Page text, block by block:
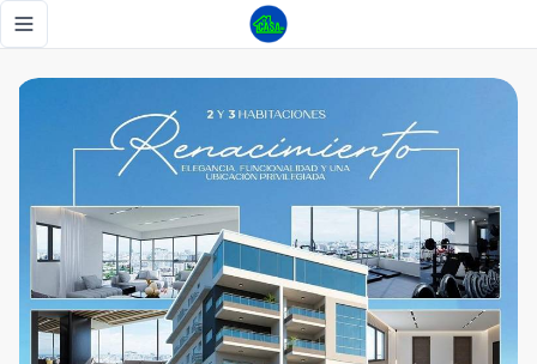
Toggle navigation menu
Proyecto en Urbanización Real de 1,2,y 3 habitaciones - Tu